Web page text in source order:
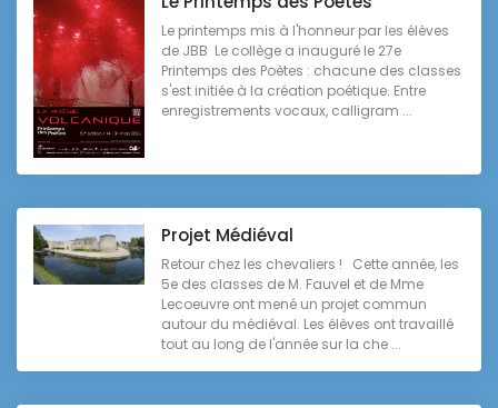
Le printemps mis à l'honneur par les élèves
de JBB Le collège a inauguré le 27e
Printemps des Poètes : chacune des classes
s'est initiée à la création poétique. Entre
enregistrements vocaux, calligram ...
Projet Médiéval
Retour chez les chevaliers ! Cette année, les
5e des classes de M. Fauvel et de Mme
Lecoeuvre ont mené un projet commun
autour du médiéval. Les élèves ont travaillé
tout au long de l'année sur la che ...